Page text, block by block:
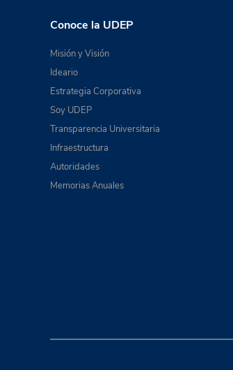
Conoce la UDEP
Misión y Visión
Ideario
Estrategia Corporativa
Soy UDEP
Transparencia Universitaria
Infraestructura
Autoridades
Memorias Anuales